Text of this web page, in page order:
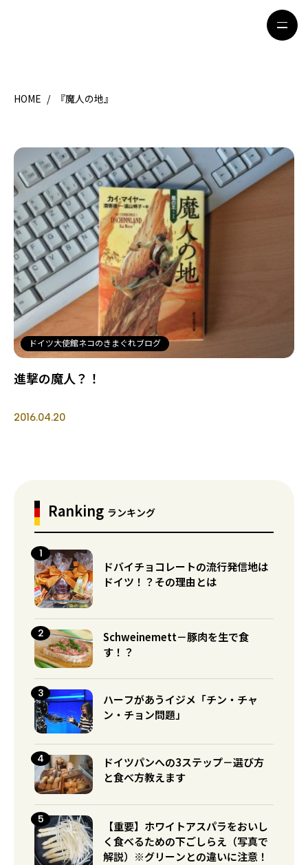
HOME
観光ガイド
留学＆キャリア
ライフスタイル
著者一覧
ライター募集
HOME / 『魔人の地』
ドイツ大使館ネコのきまぐれブログ
進撃の魔人？！
2016.04.20
Ranking ランキング
ドバイチョコレートの流行発信地は
ドイツ！？その理由とは
Schweinemett－豚肉を生で食
す！？
ハーフがあうイジメ「チン・チャ
ン・チョン問題」
ドイツパンへの3ステップ－選び方
と食べ方教えます
【重要】ホワイトアスパラをおいし
く食べるための下ごしらえ（写真で
解説）※グリーンとの違いに注意！